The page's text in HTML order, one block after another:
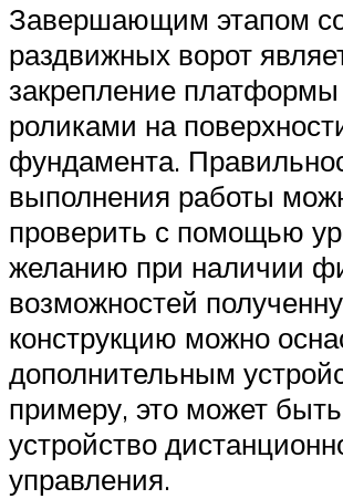
Завершающим этапом
раздвижных ворот
закрепление
роликами на
фундамента.
выполнения работы
проверить с помощью
желанию при наличии
возможностей
конструкцию можно
дополнительным
примеру, это может быть
устройство
управления.